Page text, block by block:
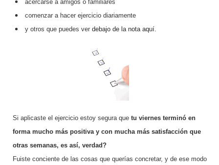
acercarse a amigos o familiares
comenzar a hacer ejercicio diariamente
y otros que puedes ver debajo de la nota aquí.
Si aplicaste el ejercicio estoy segura que tu viernes terminó en
forma mucho más positiva y con mucha más satisfacción que
otras semanas, es así, verdad?
Fuiste conciente de las cosas que querías concretar, y de ese modo